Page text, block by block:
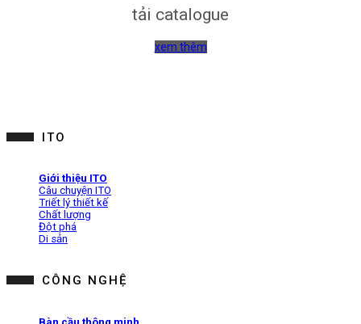
tải catalogue
xem thêm
ITO
Giới thiệu ITO
Câu chuyện ITO
Triết lý thiết kế
Chất lượng
Đột phá
Di sản
CÔNG NGHỆ